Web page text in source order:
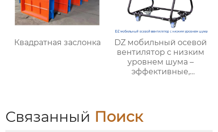
Квадратная заслонка
DZ мобильный осевой
вентилятор с низким
уровнем шума –
эффективные,
Hengding Fan
Связанный Поиск